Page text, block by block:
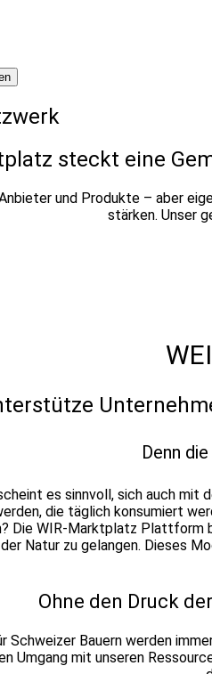
steckt eine
und Produkte – aber
stärken. Unser
Denn
es sinnvoll, sich auch mit
die täglich konsumiert
Die WIR-Marktplatz Plattform
Natur zu gelangen. Dieses
Ohne den Druck
Schweizer Bauern werden
Umgang mit unseren